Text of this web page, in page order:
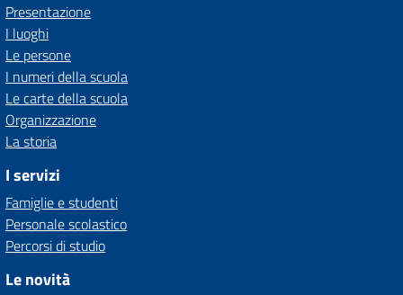
Presentazione
I luoghi
Le persone
I numeri della scuola
Le carte della scuola
Organizzazione
La storia
I servizi
Famiglie e studenti
Personale scolastico
Percorsi di studio
Le novità